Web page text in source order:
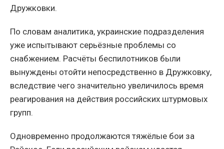
Дружковки.
По словам аналитика, украинские подразделения
уже испытывают серьёзные проблемы со
снабжением. Расчёты беспилотников были
вынуждены отойти непосредственно в Дружковку,
вследствие чего значительно увеличилось время
реагирования на действия российских штурмовых
групп.
Одновременно продолжаются тяжёлые бои за